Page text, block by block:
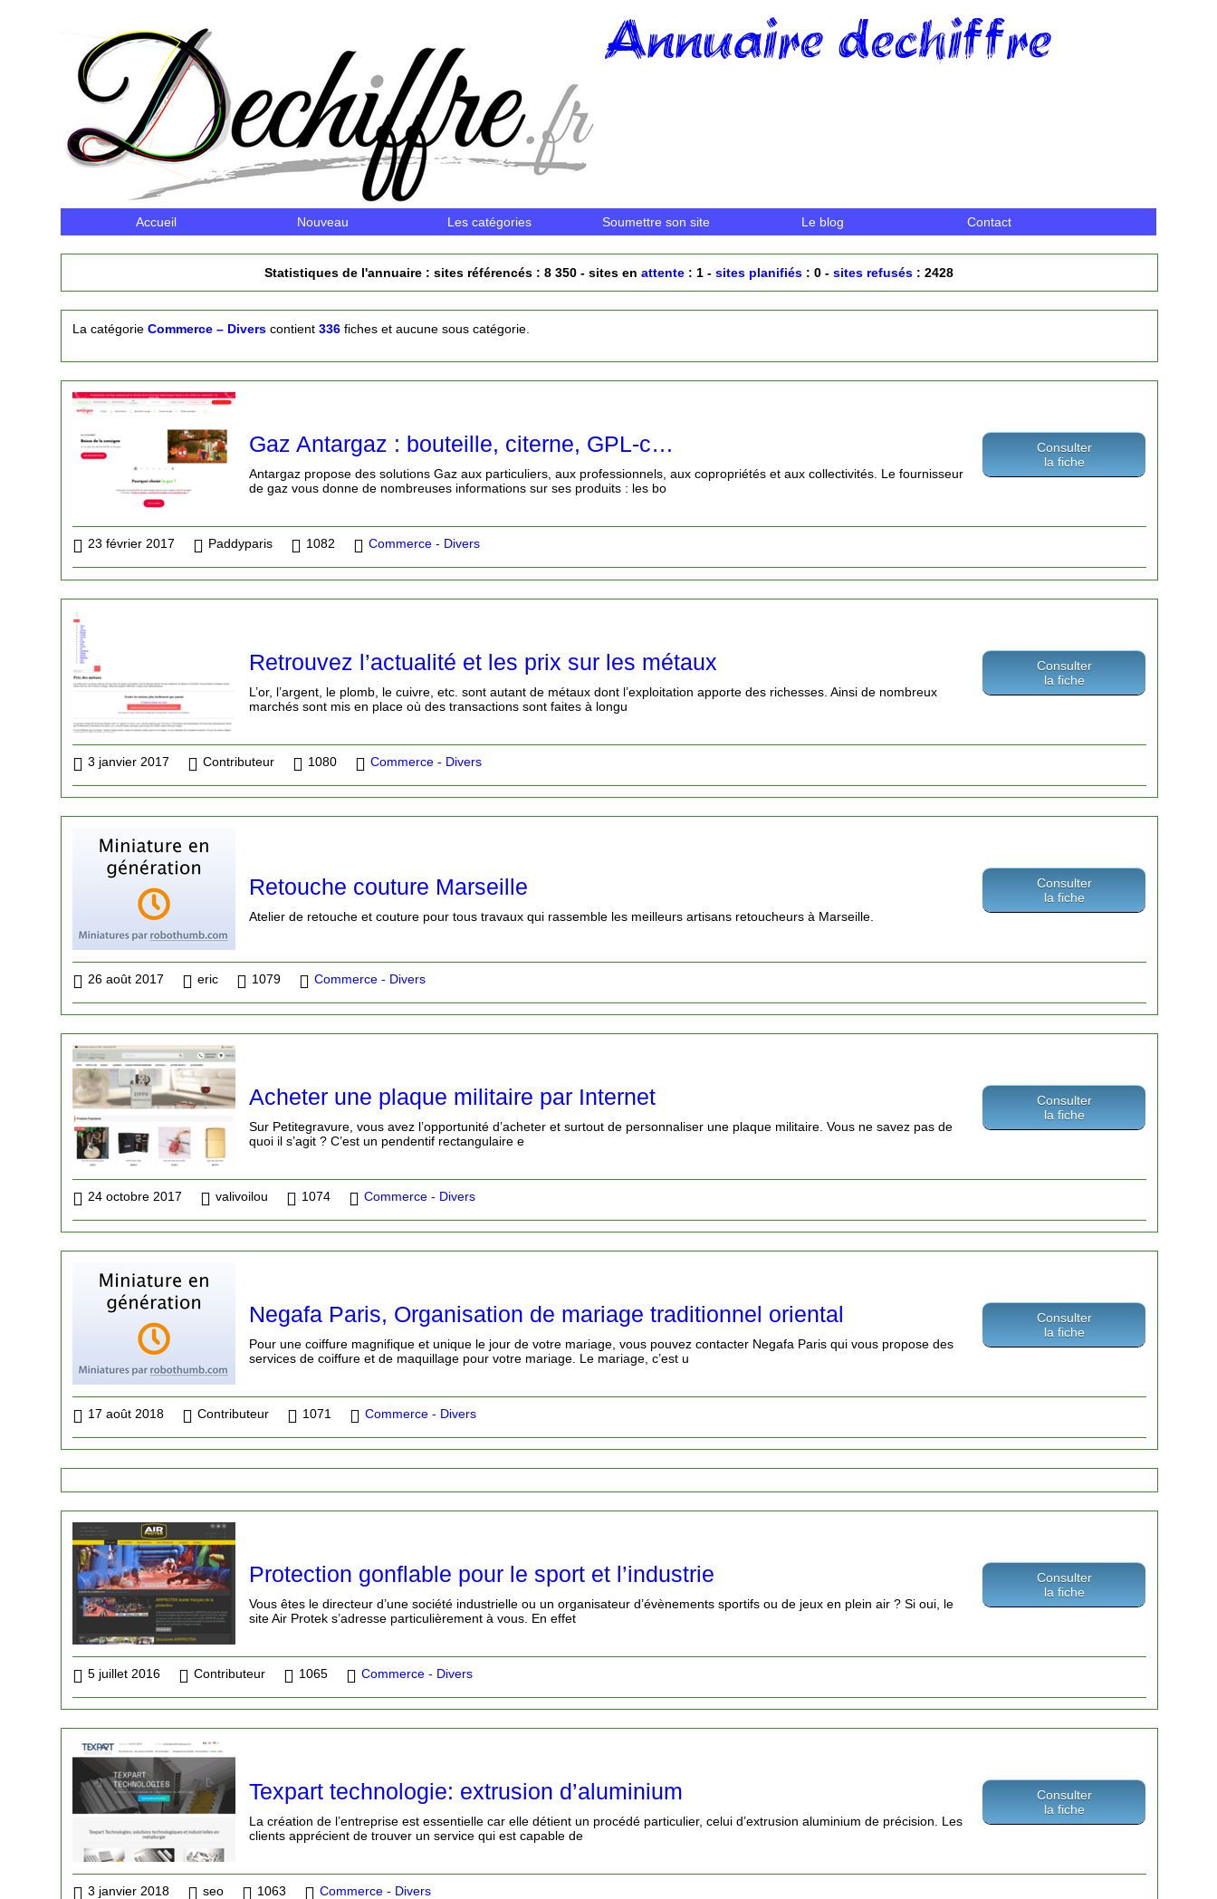
Annuaire dechiffre
Accueil Nouveau Les catégories Soumettre son site Le blog Contact
Statistiques de l'annuaire : sites référencés : 8 350 - sites enattente : 1 -sites planifiés : 0 -sites refusés : 2428
La catégorieCommerce – Divers contient336 fiches et aucune sous catégorie.
Gaz Antargaz : bouteille, citerne, GPL-c…
Antargaz propose des solutions Gaz aux particuliers, aux professionnels, aux copropriétés et aux collectivités. Le fournisseur
de gaz vous donne de nombreuses informations sur ses produits : les bo
Consulter
la fiche
23 février 2017 Paddyparis 1082 Commerce - Divers
Retrouvez l’actualité et les prix sur les métaux
L’or, l’argent, le plomb, le cuivre, etc. sont autant de métaux dont l’exploitation apporte des richesses. Ainsi de nombreux
marchés sont mis en place où des transactions sont faites à longu
Consulter
la fiche
3 janvier 2017 Contributeur 1080 Commerce - Divers
Retouche couture Marseille
Atelier de retouche et couture pour tous travaux qui rassemble les meilleurs artisans retoucheurs à Marseille.
Consulter
la fiche
26 août 2017 eric 1079 Commerce - Divers
Acheter une plaque militaire par Internet
Sur Petitegravure, vous avez l’opportunité d’acheter et surtout de personnaliser une plaque militaire. Vous ne savez pas de
quoi il s’agit ? C’est un pendentif rectangulaire e
Consulter
la fiche
24 octobre 2017 valivoilou 1074 Commerce - Divers
Negafa Paris, Organisation de mariage traditionnel oriental
Pour une coiffure magnifique et unique le jour de votre mariage, vous pouvez contacter Negafa Paris qui vous propose des
services de coiffure et de maquillage pour votre mariage. Le mariage, c’est u
Consulter
la fiche
17 août 2018 Contributeur 1071 Commerce - Divers
Protection gonflable pour le sport et l’industrie
Vous êtes le directeur d’une société industrielle ou un organisateur d’évènements sportifs ou de jeux en plein air ? Si oui, le
site Air Protek s’adresse particulièrement à vous. En effet
Consulter
la fiche
5 juillet 2016 Contributeur 1065 Commerce - Divers
Texpart technologie: extrusion d’aluminium
La création de l’entreprise est essentielle car elle détient un procédé particulier, celui d’extrusion aluminium de précision. Les
clients apprécient de trouver un service qui est capable de
Consulter
la fiche
3 janvier 2018 seo 1063 Commerce - Divers